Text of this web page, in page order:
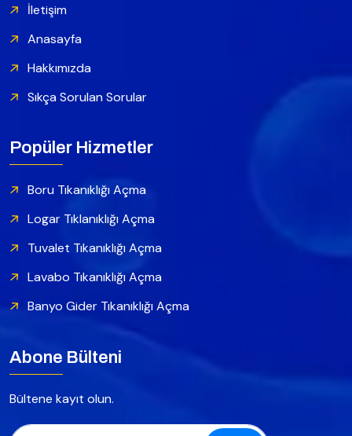
İletişim
Anasayfa
Hakkımızda
Sıkça Sorulan Sorular
Popüler Hizmetler
Boru Tıkanıklığı Açma
Logar Tıklanıklığı Açma
Tuvalet Tıkanıklığı Açma
Lavabo Tıkanıklığı Açma
Banyo Gider Tıkanıklığı Açma
Abone Bülteni
Bültene kayıt olun.